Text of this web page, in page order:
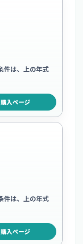
件は、上の年式
購入ページ
件は、上の年式
購入ページ